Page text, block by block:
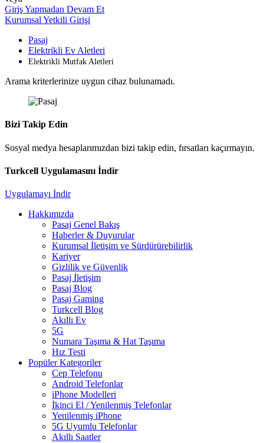
Giriş Yapmadan Devam Et
Kurumsal Yetkili Girişi
Pasaj
Elektrikli Ev Aletleri
Elektrikli Mutfak Aletleri
Arama kriterlerinize uygun cihaz bulunamadı.
Bizi Takip Edin
Sosyal medya hesaplarımızdan bizi takip edin, fırsatları kaçırmayın.
Turkcell Uygulamasını İndir
Uygulamayı İndir
Hakkımızda
Pasaj Genel Bakış
Haberler & Duyurular
Kurumsal İletişim ve Sürdürürebilirlik
Kariyer
Gizlilik ve Güvenlik
Pasaj İletişim
Pasaj Blog
Pasaj Gaming
Turkcell Blog
Akıllı Ev
5G
Numara Taşıma & Hat Taşıma
Hız Testi
Popüler Kategoriler
Cep Telefonu
Android Telefonlar
iPhone Modelleri
İkinci El / Yenilenmiş Telefonlar
Yenilenmiş iPhone
5G Uyumlu Telefonlar
Akıllı Saatler